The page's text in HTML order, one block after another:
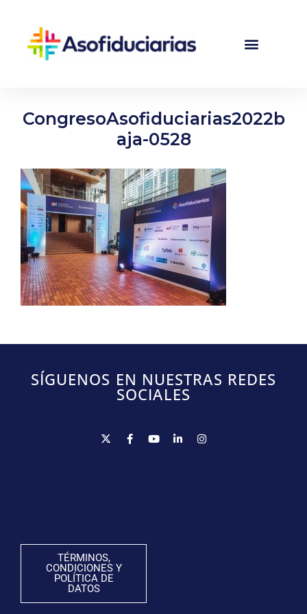
CongresoAsofiduciarias2022b
aja-0528
SÍGUENOS EN NUESTRAS REDES
SOCIALES
TÉRMINOS,
CONDICIONES Y
POLÍTICA DE
DATOS